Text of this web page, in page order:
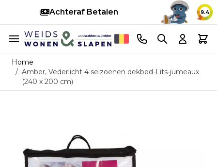
Achteraf Betalen 9.4
Ga naar de inhoud
Telefoonnummer
Search Cart
Home
/ Amber, Vederlicht 4 seizoenen dekbed-Lits-jumeaux
(240 x 200 cm)